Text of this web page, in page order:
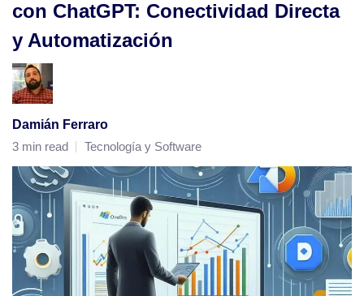
con ChatGPT: Conectividad Directa
y Automatización
Damián Ferraro
3 min read
Tecnología y Software